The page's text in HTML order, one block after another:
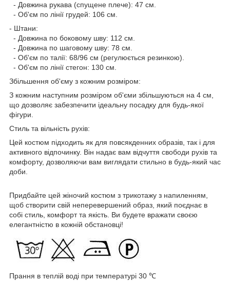
- Довжина рукава (спущене плече): 47 см.
- Об'єм по лінії грудей: 106 см.
- Штани:
- Довжина по боковому шву: 112 см.
- Довжина по шаговому шву: 78 см.
- Об'єм по талії: 68/96 см (регулюється резинкою).
- Об'єм по лінії стегон: 130 см.
Збільшення об'єму з кожним розміром:
З кожним наступним розміром об'єми збільшуються на 4 см,
що дозволяє забезпечити ідеальну посадку для будь-якої
фігури.
Стиль та вільність рухів:
Цей костюм підходить як для повсякденних образів, так і для
активного відпочинку. Він надає вам відчуття свободи рухів та
комфорту, дозволяючи вам виглядати стильно в будь-який час
доби.
Придбайте цей жіночий костюм з трикотажу з напиленням,
щоб створити свій неперевершений образ, який поєднає в
собі стиль, комфорт та якість. Ви будете вражати своєю
елегантністю в кожній обстановці!
Прання в теплій воді при температурі 30 ℃